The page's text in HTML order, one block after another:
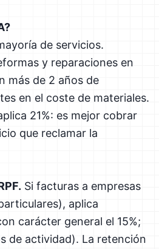
de servicios.
y reparaciones en
más de 2 años de
en el coste de materiales.
21%: es mejor cobrar
que reclamar la
Si facturas a empresas
aplica
carácter general el 15%;
de actividad). La retención